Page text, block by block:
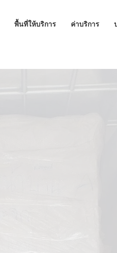
พื้นที่ให้บริการ ค่าบริการ